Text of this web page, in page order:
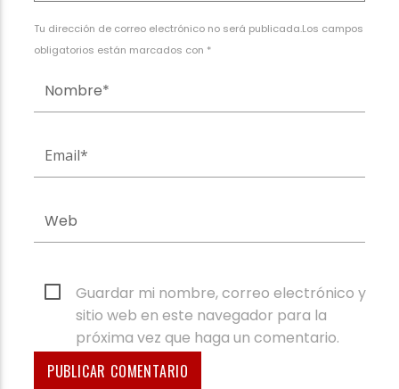
Tu dirección de correo electrónico no será publicada.Los campos
obligatorios están marcados con *
Guardar mi nombre, correo electrónico y
sitio web en este navegador para la
próxima vez que haga un comentario.